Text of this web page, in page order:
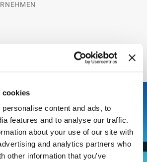
cookies
content and ads, to
features and to analyse our traffic.
about your use of our site with
and analytics partners who
other information that you’ve